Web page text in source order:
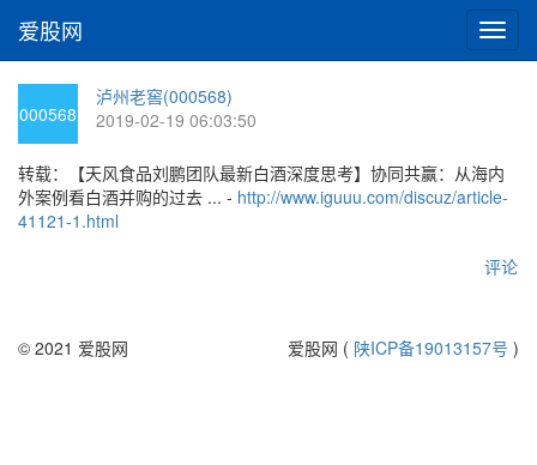
切
换
爱股网
000568
泸州老窖(000568)
2019-02-19 06:03:50
转载：【天风食品刘鹏团队最新白酒深度思考】协同共赢：从海内
外案例看白酒并购的过去 ... - http://www.iguuu.com/discuz/article-
41121-1.html
评论
© 2021 爱股网 爱股网 ( 陕ICP备19013157号 )